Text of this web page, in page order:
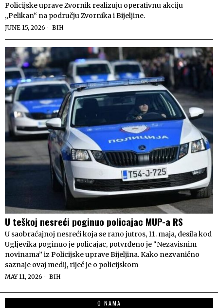
Policijske uprave Zvornik realizuju operativnu akciju
„Pelikan“ na području Zvornika i Bijeljine.
JUNE 15, 2026 BIH
U teškoj nesreći poginuo policajac MUP-a RS
U saobraćajnoj nesreći koja se rano jutros, 11. maja, desila kod
Ugljevika poginuo je policajac, potvrđeno je “Nezavisnim
novinama” iz Policijske uprave Bijeljina. Kako nezvanično
saznaje ovaj medij, riječ je o policijskom
MAY 11, 2026 BIH
O NAMA